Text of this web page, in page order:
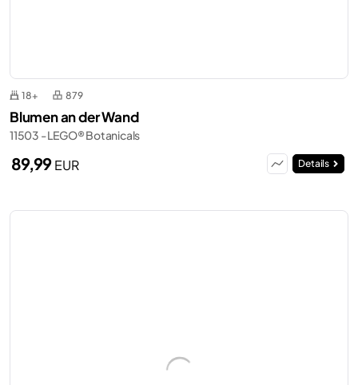
18+ 879
Blumen an der Wand
11503 - LEGO® Botanicals
89,99EUR Details